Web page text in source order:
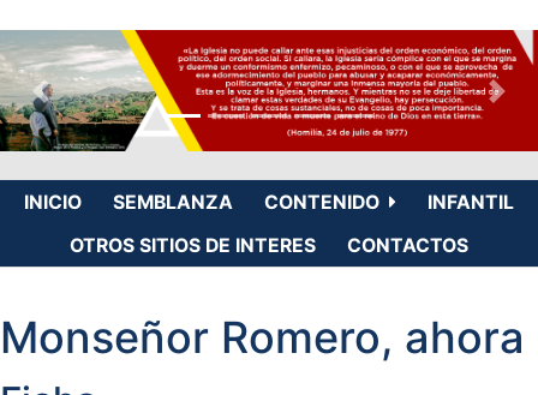
INICIO SEMBLANZA CONTENIDO
INFANTIL
OTROS SITIOS DE INTERES
CONTACTOS
Monseñor Romero, ahora